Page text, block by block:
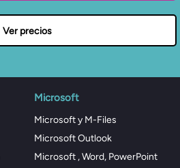
Ver precios
Microsoft
Microsoft y M-Files
Microsoft Outlook
Microsoft , Word, PowerPoint